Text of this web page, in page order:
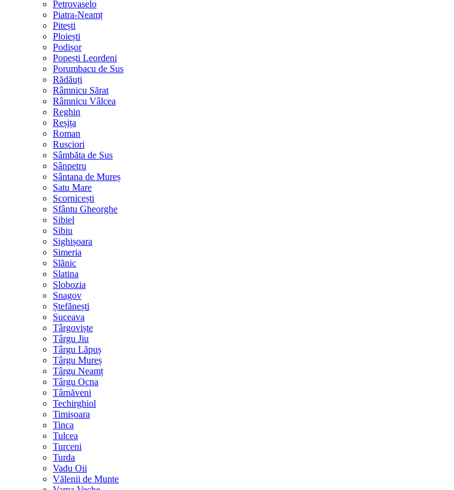
Petrovaselo
Piatra-Neamț
Pitești
Ploiești
Podișor
Popești Leordeni
Porumbacu de Sus
Rădăuți
Râmnicu Sărat
Râmnicu Vâlcea
Reghin
Reșița
Roman
Rusciori
Sâmbăta de Sus
Sânpetru
Sântana de Mureș
Satu Mare
Scornicești
Sfântu Gheorghe
Sibiel
Sibiu
Sighișoara
Simeria
Slănic
Slatina
Slobozia
Snagov
Ștefănești
Suceava
Târgoviște
Târgu Jiu
Târgu Lăpuș
Târgu Mureș
Târgu Neamț
Târgu Ocna
Târnăveni
Techirghiol
Timișoara
Tinca
Tulcea
Turceni
Turda
Vadu Oii
Vălenii de Munte